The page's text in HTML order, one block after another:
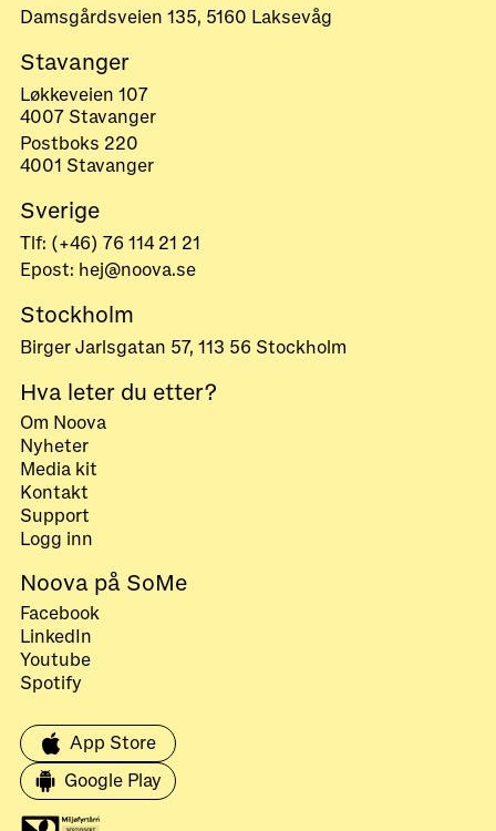
Damsgårdsveien 135, 5160 Laksevåg
Stavanger
Løkkeveien 107
4007 Stavanger
Postboks 220
4001 Stavanger
Sverige
Tlf: (+46) 76 114 21 21
Epost: hej@noova.se
Stockholm
Birger Jarlsgatan 57, 113 56 Stockholm
Hva leter du etter?
Om Noova
Nyheter
Media kit
Kontakt
Support
Logg inn
Noova på SoMe
Facebook
LinkedIn
Youtube
Spotify
App Store
Google Play